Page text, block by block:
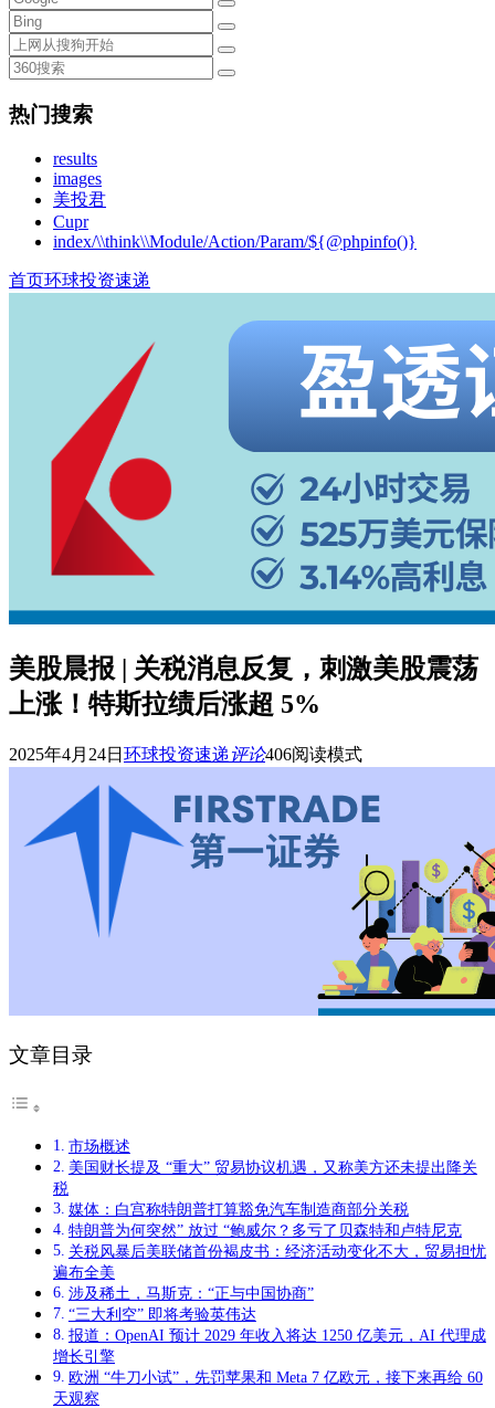
热门搜索
results
images
美投君
Cupr
index/\\think\\Module/Action/Param/${@phpinfo()}
首页环球投资速递
美股晨报 | 关税消息反复，刺激美股震荡
上涨！特斯拉绩后涨超 5%
2025年4月24日 环球投资速递评论406阅读模式
文章目录
市场概述
美国财长提及 “重大” 贸易协议机遇，又称美方还未提出降关
税
媒体：白宫称特朗普打算豁免汽车制造商部分关税
特朗普为何突然” 放过 “鲍威尔？多亏了贝森特和卢特尼克
关税风暴后美联储首份褐皮书：经济活动变化不大，贸易担忧
遍布全美
涉及稀土，马斯克：“正与中国协商”
“三大利空” 即将考验英伟达
报道：OpenAI 预计 2029 年收入将达 1250 亿美元，AI 代理成
增长引擎
欧洲 “牛刀小试”，先罚苹果和 Meta 7 亿欧元，接下来再给 60
天观察